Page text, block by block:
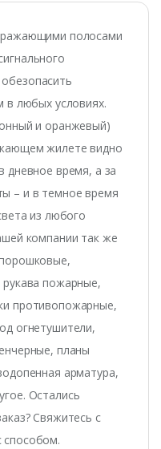
полосами
в любых условиях.
и оранжевый)
жилете видно
дневное время, а за
– и в темное время
из любого
компании так же
рукава пожарные,
противопожарные,
огнетушители,
планы
арматура,
Остались
Свяжитесь с